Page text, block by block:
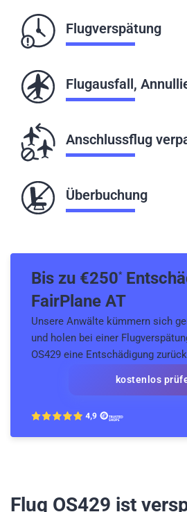
Flugverspätung
Flugausfall,
Anschlussflug
Überbuchung
Bis zu €250*
FairPlane AT
Unsere Anwälte kümmern sich
und holen bei einer
OS429 eine Entschädigung
kostenlos
Flug OS429 ist